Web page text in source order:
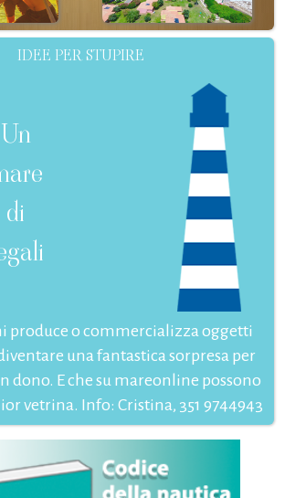
IDEE PER STUPIRE
Un
di
produce o commercializza oggetti
una fantastica sorpresa per
dono. E che su mareonline possono
vetrina. Info: Cristina, 351 9744943